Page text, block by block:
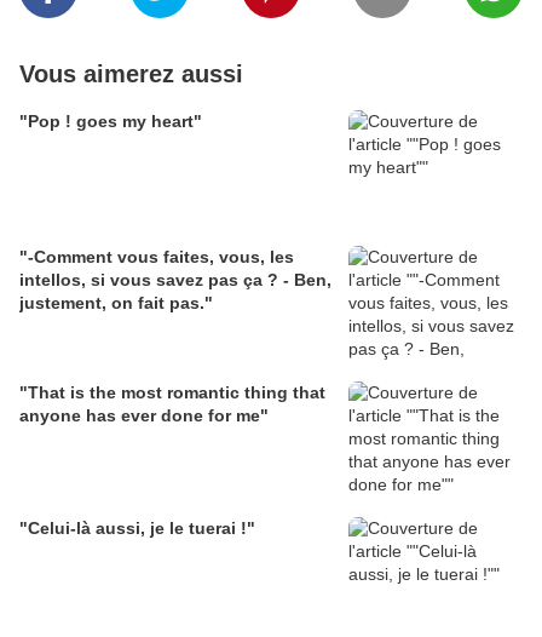
Vous aimerez aussi
"Pop ! goes my heart"
"-Comment vous faites, vous, les
intellos, si vous savez pas ça ? - Ben,
justement, on fait pas."
"That is the most romantic thing that
anyone has ever done for me"
"Celui-là aussi, je le tuerai !"